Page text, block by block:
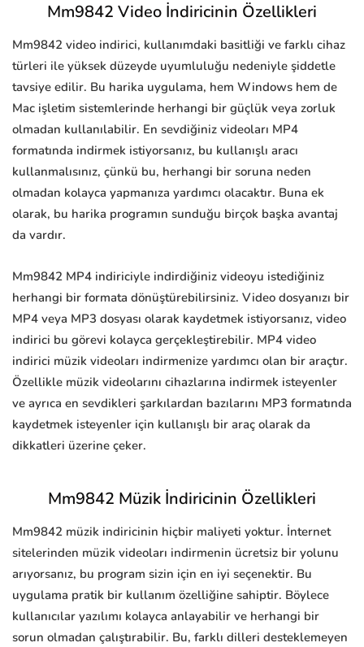
Mm9842 Video İndiricinin Özellikleri
Mm9842 video indirici, kullanımdaki basitliği ve farklı cihaz
türleri ile yüksek düzeyde uyumluluğu nedeniyle şiddetle
tavsiye edilir. Bu harika uygulama, hem Windows hem de
Mac işletim sistemlerinde herhangi bir güçlük veya zorluk
olmadan kullanılabilir. En sevdiğiniz videoları MP4
formatında indirmek istiyorsanız, bu kullanışlı aracı
kullanmalısınız, çünkü bu, herhangi bir soruna neden
olmadan kolayca yapmanıza yardımcı olacaktır. Buna ek
olarak, bu harika programın sunduğu birçok başka avantaj
da vardır.
Mm9842 MP4 indiriciyle indirdiğiniz videoyu istediğiniz
herhangi bir formata dönüştürebilirsiniz. Video dosyanızı bir
MP4 veya MP3 dosyası olarak kaydetmek istiyorsanız, video
indirici bu görevi kolayca gerçekleştirebilir. MP4 video
indirici müzik videoları indirmenize yardımcı olan bir araçtır.
Özellikle müzik videolarını cihazlarına indirmek isteyenler
ve ayrıca en sevdikleri şarkılardan bazılarını MP3 formatında
kaydetmek isteyenler için kullanışlı bir araç olarak da
dikkatleri üzerine çeker.
Mm9842 Müzik İndiricinin Özellikleri
Mm9842 müzik indiricinin hiçbir maliyeti yoktur. İnternet
sitelerinden müzik videoları indirmenin ücretsiz bir yolunu
arıyorsanız, bu program sizin için en iyi seçenektir. Bu
uygulama pratik bir kullanım özelliğine sahiptir. Böylece
kullanıcılar yazılımı kolayca anlayabilir ve herhangi bir
sorun olmadan çalıştırabilir. Bu, farklı dilleri desteklemeyen